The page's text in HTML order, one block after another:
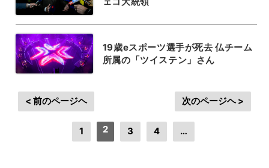
19歳eスポーツ選手が死去 仏チーム
所属の「ツイステン」さん
< 前のページヘ
1 2 3 4 …
次のページヘ >